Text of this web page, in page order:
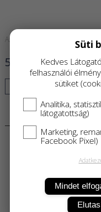
Azonnal raktárról
500 Ft
Süti
Kedves
felhasználói
sütiket
Analitika,
látogatottság)
Marketing,
Facebook Pixel)
Mindet